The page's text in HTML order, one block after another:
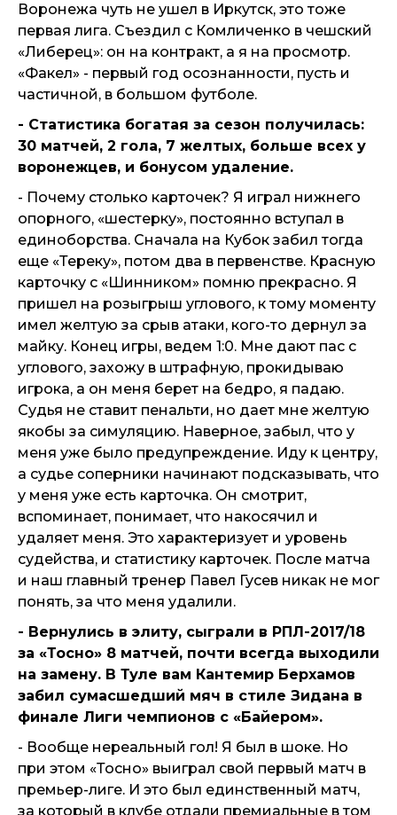
Воронежа чуть не ушел в Иркутск, это тоже
первая лига. Съездил с Комличенко в чешский
«Либерец»: он на контракт, а я на просмотр.
«Факел» - первый год осознанности, пусть и
частичной, в большом футболе.
- Статистика богатая за сезон получилась:
30 матчей, 2 гола, 7 желтых, больше всех у
воронежцев, и бонусом удаление.
- Почему столько карточек? Я играл нижнего
опорного, «шестерку», постоянно вступал в
единоборства. Сначала на Кубок забил тогда
еще «Тереку», потом два в первенстве. Красную
карточку с «Шинником» помню прекрасно. Я
пришел на розыгрыш углового, к тому моменту
имел желтую за срыв атаки, кого-то дернул за
майку. Конец игры, ведем 1:0. Мне дают пас с
углового, захожу в штрафную, прокидываю
игрока, а он меня берет на бедро, я падаю.
Судья не ставит пенальти, но дает мне желтую
якобы за симуляцию. Наверное, забыл, что у
меня уже было предупреждение. Иду к центру,
а судье соперники начинают подсказывать, что
у меня уже есть карточка. Он смотрит,
вспоминает, понимает, что накосячил и
удаляет меня. Это характеризует и уровень
судейства, и статистику карточек. После матча
и наш главный тренер Павел Гусев никак не мог
понять, за что меня удалили.
- Вернулись в элиту, сыграли в РПЛ-2017/18
за «Тосно» 8 матчей, почти всегда выходили
на замену. В Туле вам Кантемир Берхамов
забил сумасшедший мяч в стиле Зидана в
финале Лиги чемпионов с «Байером».
- Вообще нереальный гол! Я был в шоке. Но
при этом «Тосно» выиграл свой первый матч в
премьер-лиге. И это был единственный матч,
за который в клубе отдали премиальные в том